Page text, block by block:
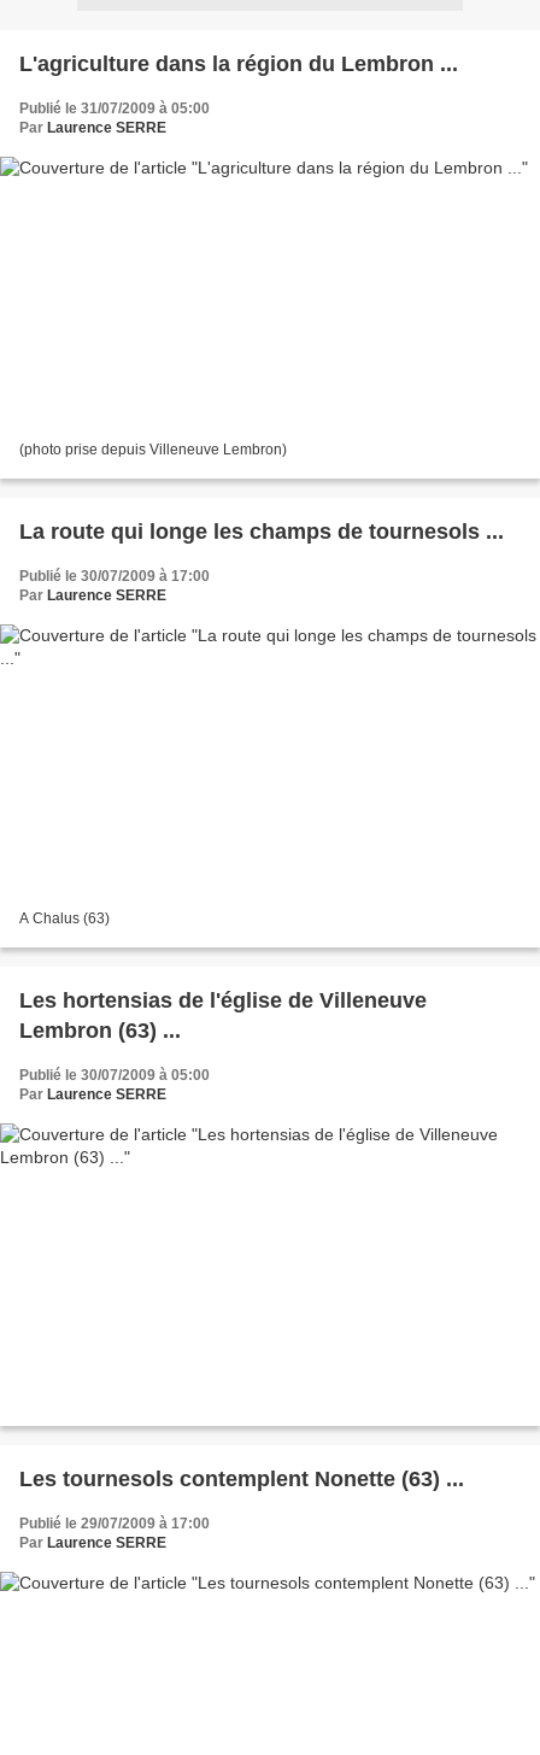
L'agriculture dans la région du Lembron ...
Publié le 31/07/2009 à 05:00
Par Laurence SERRE
(photo prise depuis Villeneuve Lembron)
La route qui longe les champs de tournesols ...
Publié le 30/07/2009 à 17:00
Par Laurence SERRE
A Chalus (63)
Les hortensias de l'église de Villeneuve
Lembron (63) ...
Publié le 30/07/2009 à 05:00
Par Laurence SERRE
Les tournesols contemplent Nonette (63) ...
Publié le 29/07/2009 à 17:00
Par Laurence SERRE